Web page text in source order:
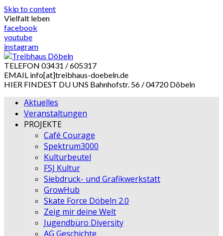
Skip to content
Vielfalt leben
facebook
youtube
instagram
TELEFON 03431 / 605317
EMAIL info[at]treibhaus-doebeln.de
HIER FINDEST DU UNS Bahnhofstr. 56 / 04720 Döbeln
Aktuelles
Veranstaltungen
PROJEKTE
Café Courage
Spektrum3000
Kulturbeutel
FSJ Kultur
Siebdruck- und Grafikwerkstatt
GrowHub
Skate Force Döbeln 2.0
Zeig mir deine Welt
Jugendbüro Diversity
AG Geschichte